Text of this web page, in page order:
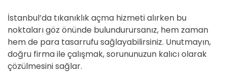
İstanbul’da tıkanıklık açma hizmeti alırken bu
noktaları göz önünde bulundurursanız, hem zaman
hem de para tasarrufu sağlayabilirsiniz. Unutmayın,
doğru firma ile çalışmak, sorununuzun kalıcı olarak
çözülmesini sağlar.